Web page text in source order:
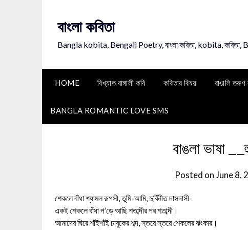
বাংলা কবিতা
Bangla kobita, Bengali Poetry, বাংলা কবিতা, kobita, কবিতা,
HOME বিখ্যাত বাঙ্গালী কবি কবিতার বিষয় বাঙালি তরুণ
BANGLA ROMANTIC LOVE SMS
বাঙলা ভাষা
Posted onJune 8,
শেকলে বাঁধা শ্যামল রূপসী, তুমি-আমি, দুর্বিনীত দাসদাসী-
একই শেকলে বাঁধা প’ড়ে আছি শতাব্দীর পর শতাব্দী।
আমাদের ঘিরে শাঁইশাঁই চাবুকের শব্দ, স্তরে স্তরে শেকলের ঝংকার।